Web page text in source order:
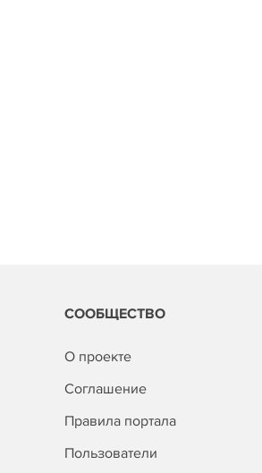
СООБЩЕСТВО
О проекте
Соглашение
Правила портала
Пользователи